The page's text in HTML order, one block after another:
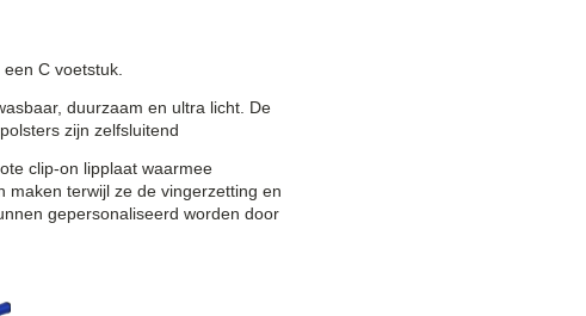
C voetstuk.
duurzaam en ultra licht. De
zijn zelfsluitend
clip-on lipplaat waarmee
maken terwijl ze de vingerzetting en
gepersonaliseerd worden door